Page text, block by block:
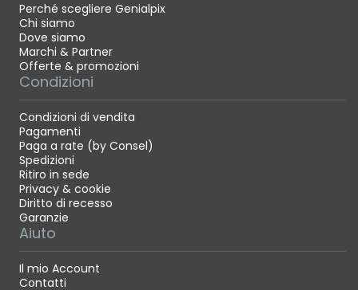
Perché scegliere Genialpix
Chi siamo
Dove siamo
Marchi & Partner
Offerte & promozioni
Condizioni
Condizioni di vendita
Pagamenti
Paga a rate (by Consel)
Spedizioni
Ritiro in sede
Privacy & cookie
Diritto di recesso
Garanzie
Aiuto
Il mio Account
Contatti